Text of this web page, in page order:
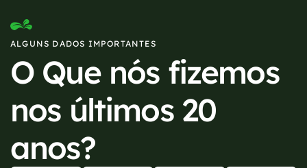
ALGUNS DADOS IMPORTANTES
O Que nós fizemos
nos últimos 20
anos?